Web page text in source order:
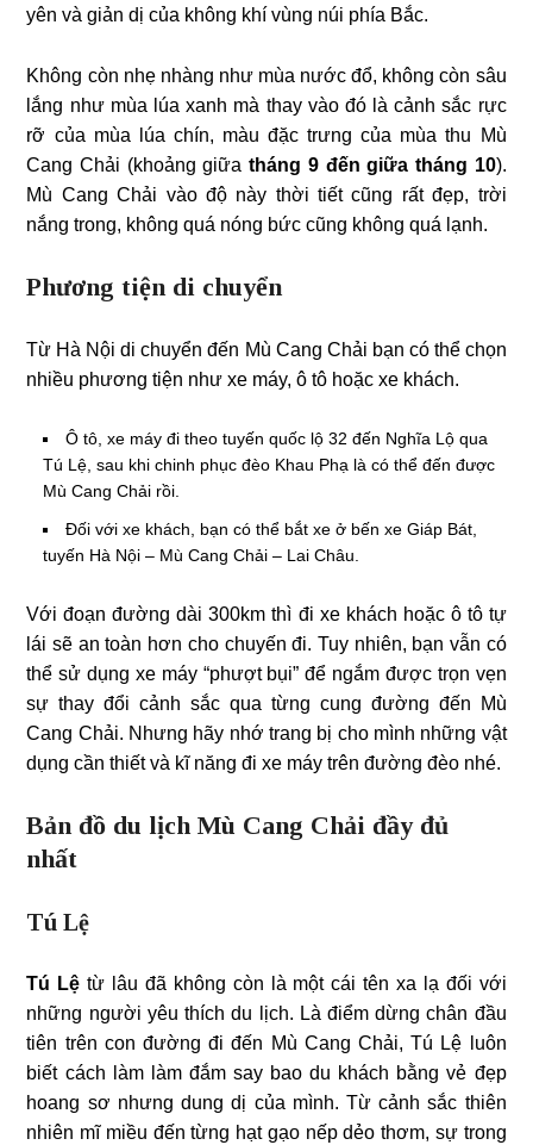
yên và giản dị của không khí vùng núi phía Bắc.
Không còn nhẹ nhàng như mùa nước đổ, không còn sâu
lắng như mùa lúa xanh mà thay vào đó là cảnh sắc rực
rỡ của mùa lúa chín, màu đặc trưng của mùa thu Mù
Cang Chải (khoảng giữatháng 9 đến giữa tháng 10).
Mù Cang Chải vào độ này thời tiết cũng rất đẹp, trời
nắng trong, không quá nóng bức cũng không quá lạnh.
Phương tiện di chuyển
Từ Hà Nội di chuyển đến Mù Cang Chải bạn có thể chọn
nhiều phương tiện như xe máy, ô tô hoặc xe khách.
Ô tô, xe máy đi theo tuyến quốc lộ 32 đến Nghĩa Lộ qua
Tú Lệ, sau khi chinh phục đèo Khau Phạ là có thể đến được
Mù Cang Chải rồi.
Đối với xe khách, bạn có thể bắt xe ở bến xe Giáp Bát,
tuyến Hà Nội – Mù Cang Chải – Lai Châu.
Với đoạn đường dài 300km thì đi xe khách hoặc ô tô tự
lái sẽ an toàn hơn cho chuyến đi. Tuy nhiên, bạn vẫn có
thể sử dụng xe máy “phượt bụi” để ngắm được trọn vẹn
sự thay đổi cảnh sắc qua từng cung đường đến Mù
Cang Chải. Nhưng hãy nhớ trang bị cho mình những vật
dụng cần thiết và kĩ năng đi xe máy trên đường đèo nhé.
Bản đồ du lịch Mù Cang Chải đầy đủ
nhất
Tú Lệ
Tú Lệ từ lâu đã không còn là một cái tên xa lạ đối với
những người yêu thích du lịch. Là điểm dừng chân đầu
tiên trên con đường đi đến Mù Cang Chải, Tú Lệ luôn
biết cách làm làm đắm say bao du khách bằng vẻ đẹp
hoang sơ nhưng dung dị của mình. Từ cảnh sắc thiên
nhiên mĩ miều đến từng hạt gạo nếp dẻo thơm, sự trong